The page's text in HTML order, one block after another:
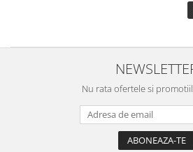
Nu rata ofertele si